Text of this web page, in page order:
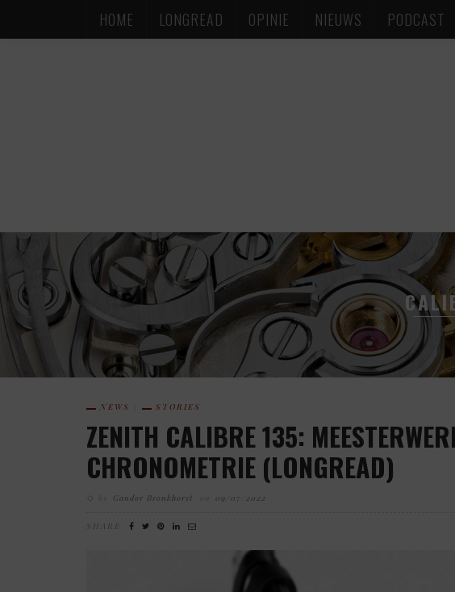
HOME LONGREAD OPINIE NIEUWS PODCAST
NEWS STORIES
ZENITH CALIBRE 135:
CHRONOMETRIE (LONGREAD)
Gandor Bronkhorst 09/07/2022
SHARE